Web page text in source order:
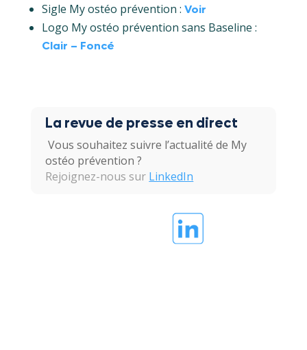
Sigle My ostéo prévention : Voir
Logo My ostéo prévention sans Baseline :
Clair – Foncé
La revue de presse en direct
Vous souhaitez suivre l’actualité de My
ostéo prévention ?
Rejoignez-nous sur LinkedIn